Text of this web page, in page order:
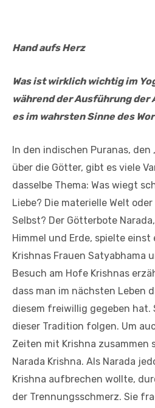
Hand aufs Herz
Was ist wirklich wichtig im
während der Ausführung der
es im wahrsten Sinne des
In den indischen Puranas,
über die Götter, gibt es viele
dasselbe Thema: Was wiegt
Liebe? Die materielle Welt
Selbst? Der Götterbote
Himmel und Erde, spielte einst
Krishnas Frauen Satyabhama
Besuch am Hofe Krishnas
dass man im nächsten Leben
diesem freiwillig gegeben hat.
dieser Tradition folgen. Um
Zeiten mit Krishna zusammen
Narada Krishna. Als Narada
Krishna aufbrechen wollte,
der Trennungsschmerz. Sie